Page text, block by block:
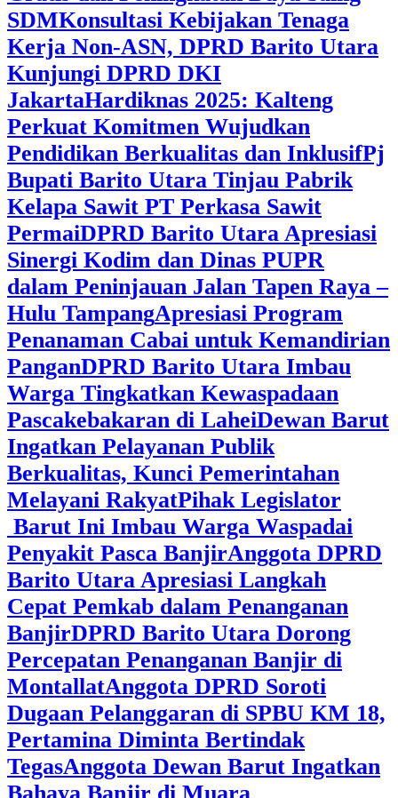
SDMKonsultasi Kebijakan Tenaga
Kerja Non-ASN, DPRD Barito Utara
Kunjungi DPRD DKI
JakartaHardiknas 2025: Kalteng
Perkuat Komitmen Wujudkan
Pendidikan Berkualitas dan InklusifPj
Bupati Barito Utara Tinjau Pabrik
Kelapa Sawit PT Perkasa Sawit
PermaiDPRD Barito Utara Apresiasi
Sinergi Kodim dan Dinas PUPR
dalam Peninjauan Jalan Tapen Raya –
Hulu TampangApresiasi Program
Penanaman Cabai untuk Kemandirian
PanganDPRD Barito Utara Imbau
Warga Tingkatkan Kewaspadaan
Pascakebakaran di LaheiDewan Barut
Ingatkan Pelayanan Publik
Berkualitas, Kunci Pemerintahan
Melayani RakyatPihak Legislator
Barut Ini Imbau Warga Waspadai
Penyakit Pasca BanjirAnggota DPRD
Barito Utara Apresiasi Langkah
Cepat Pemkab dalam Penanganan
BanjirDPRD Barito Utara Dorong
Percepatan Penanganan Banjir di
MontallatAnggota DPRD Soroti
Dugaan Pelanggaran di SPBU KM 18,
Pertamina Diminta Bertindak
TegasAnggota Dewan Barut Ingatkan